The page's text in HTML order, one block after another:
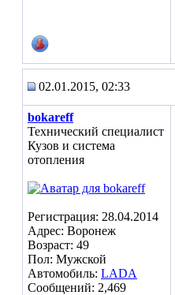
02.01.2015, 02:33
bokareff
Технический специалист
Кузов и система
отопления
Регистрация: 28.04.2014
Адрес: Воронеж
Возраст: 49
Пол: Мужской
Автомобиль: LADA
Сообщений: 2,469